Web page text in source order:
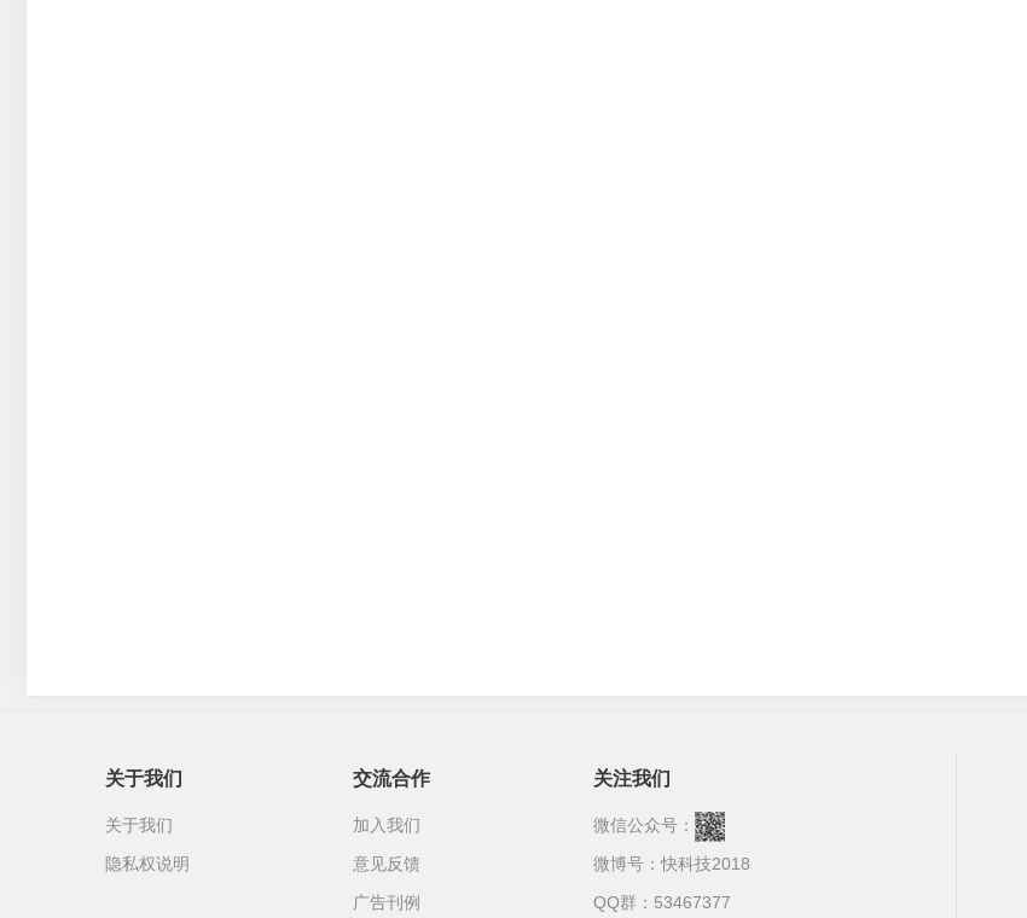
关于我们
关于我们
隐私权说明
交流合作
加入我们
意见反馈
广告刊例
关注我们
微信公众号：
微博号：快科技2018
QQ群：53467377